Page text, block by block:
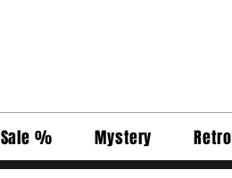
Sale % Mystery Retro